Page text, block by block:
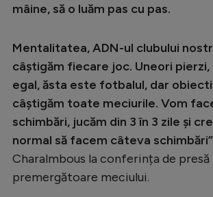
mâine, să o luăm pas cu pas.
Mentalitatea, ADN-ul clubului
câștigăm fiecare joc. Uneori
egal, ăsta este fotbalul, dar
câștigăm toate meciurile. Vom
schimbări, jucăm din 3 în 3 zile și
normal să facem câteva schimbări”
Charalmbous la conferința de presă
premergătoare meciului.